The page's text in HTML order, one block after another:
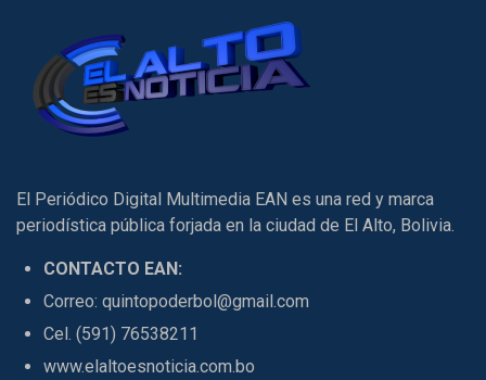
El Periódico Digital Multimedia EAN es una red y marca
periodística pública forjada en la ciudad de El Alto, Bolivia.
CONTACTO EAN:
Correo: quintopoderbol@gmail.com
Cel. (591) 76538211
www.elaltoesnoticia.com.bo